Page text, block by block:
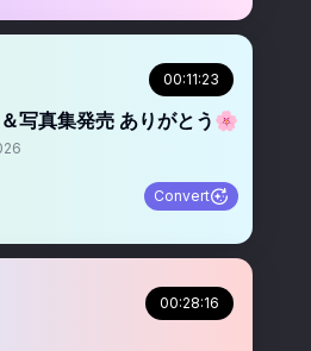
くら) 00:11:23
写真集発売 ありがとう🌸
Convert
くら) 00:28:16